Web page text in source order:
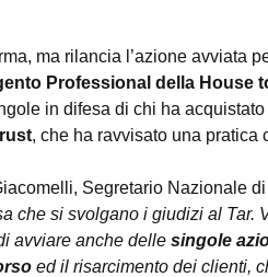
ma rilancia l’azione avviata
Professional della House
in difesa di chi ha
, che ha ravvisato una pratica
Segretario Nazionale
che si svolgano i giudizi al Tar.
avviare anche delle singole
ed il risarcimento dei clienti,